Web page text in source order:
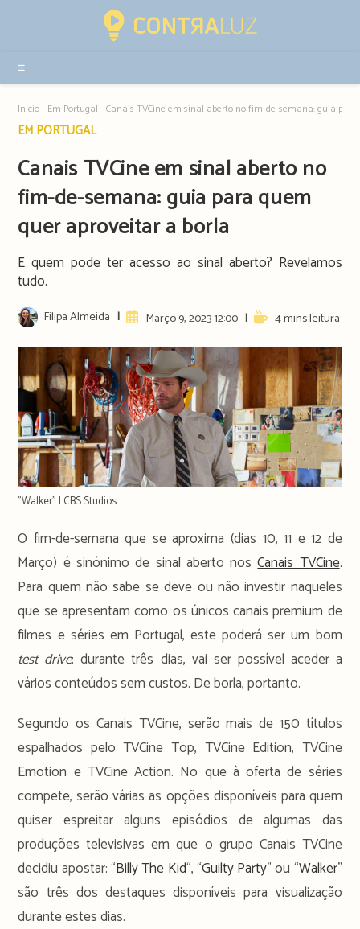
sidebar
Início- Em Portugal -Canais TVCine em sinal aberto no fim-de-semana: guia
Post
EM PORTUGAL
Canais TVCine em sinal aberto no
fim-de-semana: guia para quem
quer aproveitar a borla
E quem pode ter acesso ao sinal aberto? Revelamos
tudo.
Post
author:
Filipa Almeida
ArtigoMarço 9, 2023 12:00
Reading4 mins leitura
"Walker" | CBS Studios
O fim-de-semana que se aproxima (dias 10, 11 e 12 de
Março) é sinónimo de sinal aberto nosCanais TVCine.
Para quem não sabe se deve ou não investir naqueles
que se apresentam como os únicos canais premium de
filmes e séries em Portugal, este poderá ser um bom
test drive: durante três dias, vai ser possível aceder a
vários conteúdos sem custos. De borla, portanto.
Segundo os Canais TVCine, serão mais de 150 títulos
espalhados pelo TVCine Top, TVCine Edition, TVCine
Emotion e TVCine Action. No que à oferta de séries
compete, serão várias as opções disponíveis para quem
quiser espreitar alguns episódios de algumas das
produções televisivas em que o grupo Canais TVCine
decidiu apostar: “Billy The Kid“, “Guilty Party” ou “Walker”
são três dos destaques disponíveis para visualização
durante estes dias.